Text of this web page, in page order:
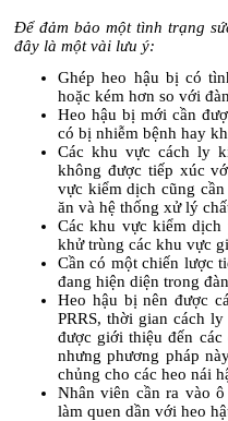
Để đảm bảo một tình trạng
đây là một vài lưu ý:
Ghép heo hậu bị có
hoặc kém hơn so với
Heo hậu bị mới cần
có bị nhiễm bệnh hay
Các khu vực cách ly
không được tiếp xúc
vực kiểm dịch cũng
ăn và hệ thống xử lý
Các khu vực kiểm dịch
khử trùng các khu vực
Cần có một chiến lược
đang hiện diện trong
Heo hậu bị nên được
PRRS, thời gian cách
được giới thiệu đến các
nhưng phương pháp
chủng cho các heo nái
Nhân viên cần ra vào
làm quen dần với heo